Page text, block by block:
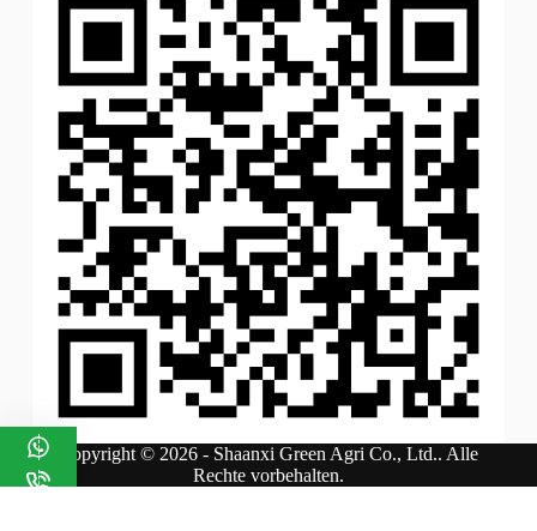
Copyright © 2026 - Shaanxi Green Agri Co., Ltd.. Alle
Rechte vorbehalten.